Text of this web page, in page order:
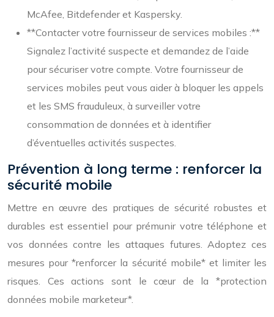
McAfee, Bitdefender et Kaspersky.
**Contacter votre fournisseur de services mobiles :**
Signalez l’activité suspecte et demandez de l’aide
pour sécuriser votre compte. Votre fournisseur de
services mobiles peut vous aider à bloquer les appels
et les SMS frauduleux, à surveiller votre
consommation de données et à identifier
d’éventuelles activités suspectes.
Prévention à long terme : renforcer la
sécurité mobile
Mettre en œuvre des pratiques de sécurité robustes et
durables est essentiel pour prémunir votre téléphone et
vos données contre les attaques futures. Adoptez ces
mesures pour *renforcer la sécurité mobile* et limiter les
risques. Ces actions sont le cœur de la *protection
données mobile marketeur*.